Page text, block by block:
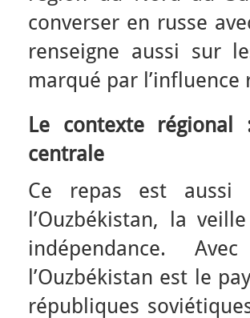
converser en russe
renseigne aussi sur
marqué par l’influence
Le contexte
centrale
Ce repas est aussi
l’Ouzbékistan, la
indépendance.
l’Ouzbékistan est le
républiques